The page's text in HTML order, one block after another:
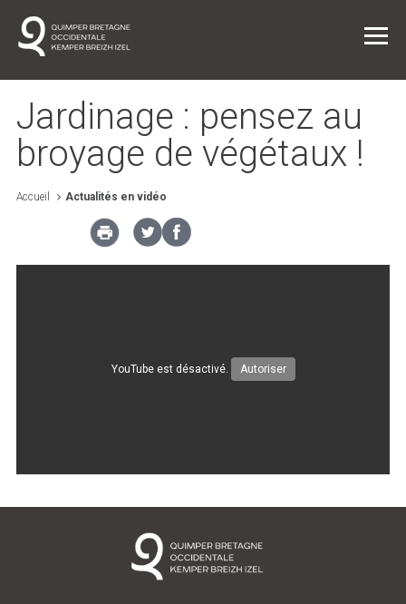
Vie quotidienne
Entreprendre dans l'agglo
Jardinage : pensez au
broyage de végétaux !
Accueil Actualités en vidéo
YouTube est désactivé. Autoriser